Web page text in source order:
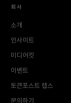
회사
소개
인사이트
미디어킷
이벤트
토큰포스트 랩스
문의하기